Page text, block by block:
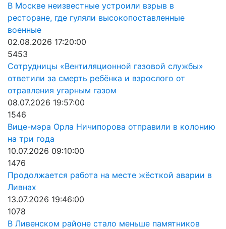
В Москве неизвестные устроили взрыв в
ресторане, где гуляли высокопоставленные
военные
02.08.2026 17:20:00
5453
Сотрудницы «Вентиляционной газовой службы»
ответили за смерть ребёнка и взрослого от
отравления угарным газом
08.07.2026 19:57:00
1546
Вице-мэра Орла Ничипорова отправили в колонию
на три года
10.07.2026 09:10:00
1476
Продолжается работа на месте жёсткой аварии в
Ливнах
13.07.2026 19:46:00
1078
В Ливенском районе стало меньше памятников